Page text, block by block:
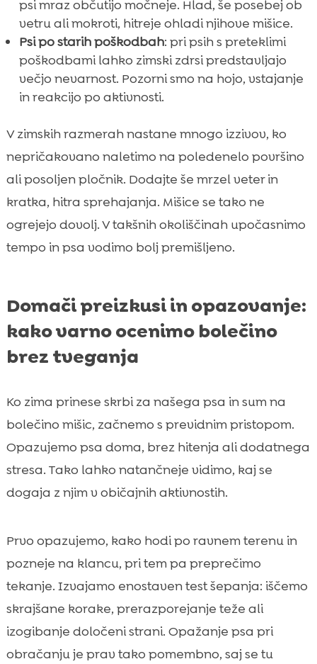
psi mraz občutijo močneje. Hlad, še posebej ob
vetru ali mokroti, hitreje ohladi njihove mišice.
Psi po starih poškodbah: pri psih s preteklimi
poškodbami lahko zimski zdrsi predstavljajo
večjo nevarnost. Pozorni smo na hojo, vstajanje
in reakcijo po aktivnosti.
V zimskih razmerah nastane mnogo izzivov, ko
nepričakovano naletimo na poledenelo površino
ali posoljen pločnik. Dodajte še mrzel veter in
kratka, hitra sprehajanja. Mišice se tako ne
ogrejejo dovolj. V takšnih okoliščinah upočasnimo
tempo in psa vodimo bolj premišljeno.
Domači preizkusi in opazovanje:
kako varno ocenimo bolečino
brez tveganja
Ko zima prinese skrbi za našega psa in sum na
bolečino mišic, začnemo s previdnim pristopom.
Opazujemo psa doma, brez hitenja ali dodatnega
stresa. Tako lahko natančneje vidimo, kaj se
dogaja z njim v običajnih aktivnostih.
Prvo opazujemo, kako hodi po ravnem terenu in
pozneje na klancu, pri tem pa preprečimo
tekanje. Izvajamo enostaven test šepanja: iščemo
skrajšane korake, prerazporejanje teže ali
izogibanje določeni strani. Opažanje psa pri
obračanju je prav tako pomembno, saj se tu